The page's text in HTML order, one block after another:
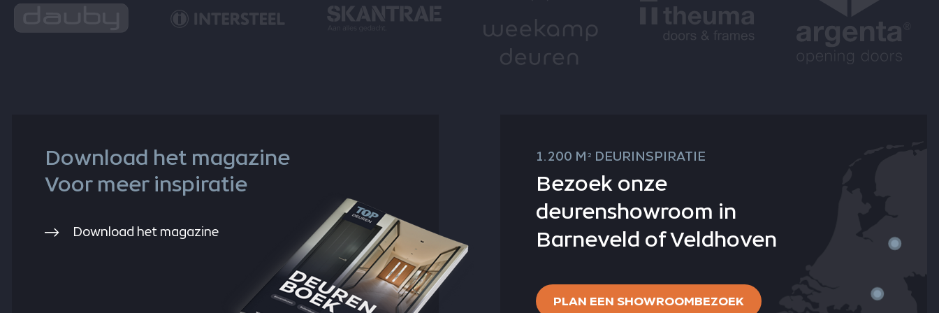
Download het magazine
Voor meer inspiratie
Download het magazine
1.200 M 2 DEURINSPIRATIE
Bezoek onze
deurenshowroom in
Barneveld of Veldhoven
PLAN EEN SHOWROOMBEZOEK